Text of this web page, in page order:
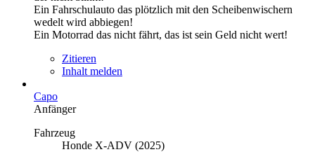
Ein Fahrschulauto das plötzlich mit den Scheibenwischern
wedelt wird abbiegen!
Ein Motorrad das nicht fährt, das ist sein Geld nicht wert!
Zitieren
Inhalt melden
Capo
Anfänger
Fahrzeug
Honde X-ADV (2025)